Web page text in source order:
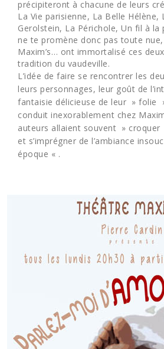
précipiteront à chacune de leurs
La Vie parisienne, La Belle Hélène,
Gerolstein, La Périchole, Un fil à
ne te promène donc pas toute
Maxim’s… ont immortalisé ces
tradition du vaudeville.
L’idée de faire se rencontrer les
leurs personnages, leur goût de
fantaisie délicieuse de leur » folie
conduit inexorablement chez
auteurs allaient souvent » croquer
et s’imprégner de l’ambiance
époque « .